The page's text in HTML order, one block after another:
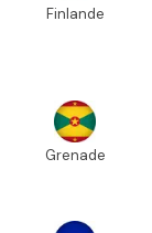
Finlande
Grenade